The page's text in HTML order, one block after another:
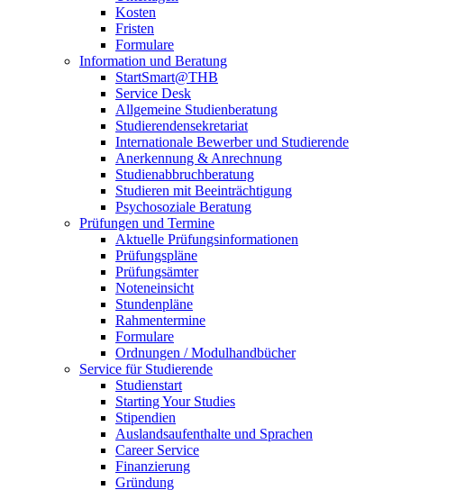
Kosten
Fristen
Formulare
Information und Beratung
StartSmart@THB
Service Desk
Allgemeine Studienberatung
Studierendensekretariat
Internationale Bewerber und Studierende
Anerkennung & Anrechnung
Studienabbruchberatung
Studieren mit Beeinträchtigung
Psychosoziale Beratung
Prüfungen und Termine
Aktuelle Prüfungsinformationen
Prüfungspläne
Prüfungsämter
Noteneinsicht
Stundenpläne
Rahmentermine
Formulare
Ordnungen / Modulhandbücher
Service für Studierende
Studienstart
Starting Your Studies
Stipendien
Auslandsaufenthalte und Sprachen
Career Service
Finanzierung
Gründung